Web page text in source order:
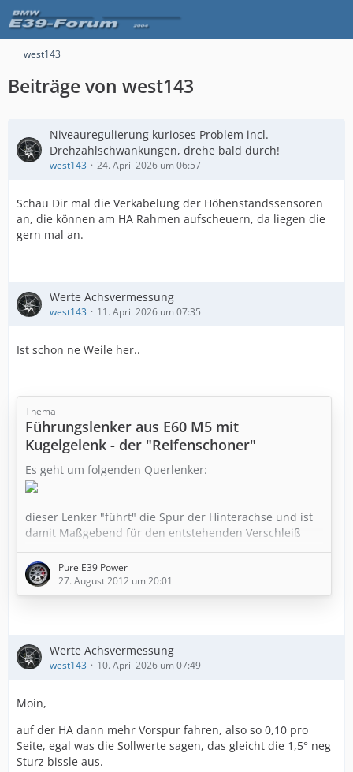
west143
Beiträge von west143
Niveauregulierung kurioses Problem incl.
Drehzahlschwankungen, drehe bald durch!
west143 24. April 2026 um 06:57
Schau Dir mal die Verkabelung der Höhenstandssensoren
an, die können am HA Rahmen aufscheuern, da liegen die
gern mal an.
Werte Achsvermessung
west143 11. April 2026 um 07:35
Ist schon ne Weile her..
Thema
Führungslenker aus E60 M5 mit
Kugelgelenk - der "Reifenschoner"
Es geht um folgenden Querlenker:
dieser Lenker "führt" die Spur der Hinterachse und ist
damit Maßgebend für den entstehenden Verschleiß
sowie die Spurtreue.
Leider liegt hier der Haken am Lenker selber, er hat
innen ein Gummilager das bei Belastung beginnt zu
aber hier gibt es glücklicherweise Abhilfe und zwar vom
E60/61 M5 ab 2007.
Hier wurden erstmals Lenker mit Metallgelenk verbaut.
Durch das…
Pure E39 Power
27. August 2012 um 20:01
Werte Achsvermessung
west143 10. April 2026 um 07:49
Moin,
auf der HA dann mehr Vorspur fahren, also so 0,10 pro
Seite, egal was die Sollwerte sagen, das gleicht die 1,5° neg
Sturz bissle aus.